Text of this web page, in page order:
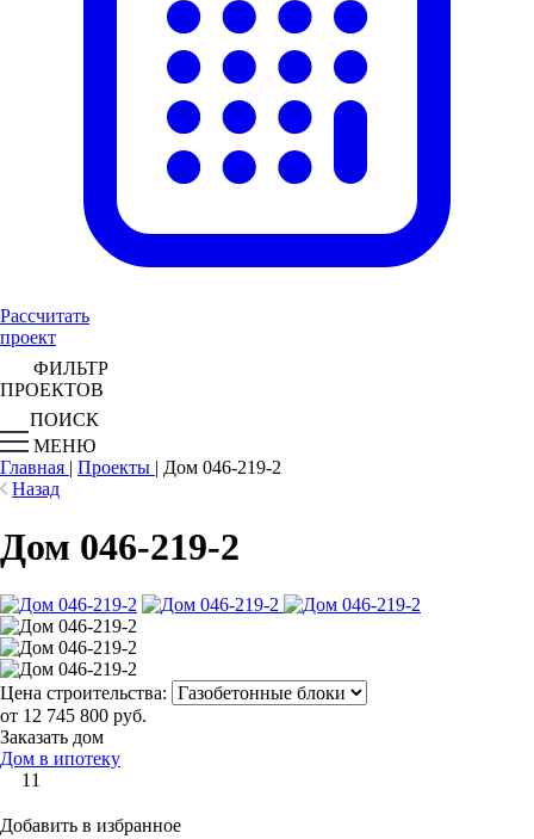
Рассчитать
проект
ФИЛЬТР
ПРОЕКТОВ
ПОИСК
МЕНЮ
Главная | Проекты | Дом 046-219-2
Назад
Дом 046-219-2
Цена строительства:
от 12 745 800 руб.
Заказать дом
Дом в ипотеку
11
Добавить в избранное